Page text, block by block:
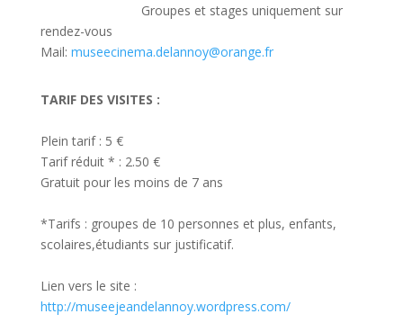
Groupes et stages uniquement sur
rendez-vous
Mail: museecinema.delannoy@orange.fr
TARIF DES VISITES :
Plein tarif : 5 €
Tarif réduit * : 2.50 €
Gratuit pour les moins de 7 ans
*Tarifs : groupes de 10 personnes et plus, enfants,
scolaires,étudiants sur justificatif.
Lien vers le site :
http://museejeandelannoy.wordpress.com/